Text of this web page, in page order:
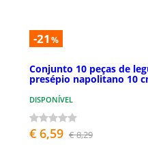
-21 %
Conjunto 10 peças de
presépio napolitano 10
DISPONÍVEL
€ 6,59 € 8,29